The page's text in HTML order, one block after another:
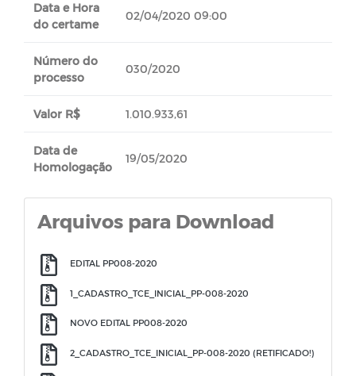
Data e Hora
do certame
02/04/2020 09:00
Número do
processo
030/2020
Valor R$ 1.010.933,61
Data de
Homologação
19/05/2020
Arquivos para Download
EDITAL PP008-2020
1_CADASTRO_TCE_INICIAL_PP-008-2020
NOVO EDITAL PP008-2020
2_CADASTRO_TCE_INICIAL_PP-008-2020 (RETIFICADO!)